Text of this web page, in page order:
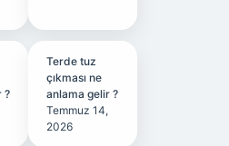
?
Terde tuz
çıkması ne
anlama gelir ?
Temmuz 14,
2026